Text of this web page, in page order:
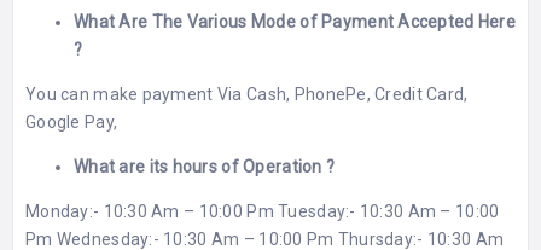
What Are The Various Mode of Payment Accepted Here
?
You can make payment Via Cash, PhonePe, Credit Card,
Google Pay,
What are its hours of Operation ?
Monday:- 10:30 Am – 10:00 Pm Tuesday:- 10:30 Am – 10:00
Pm Wednesday:- 10:30 Am – 10:00 Pm Thursday:- 10:30 Am